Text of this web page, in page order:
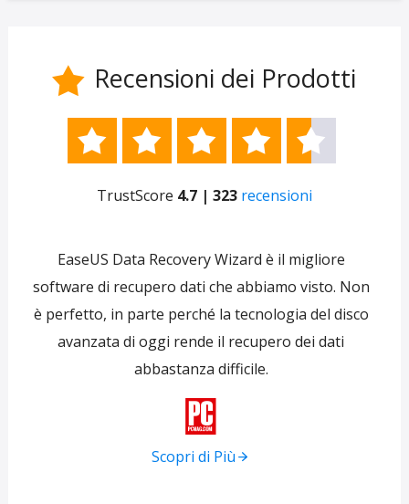
 Recensioni dei Prodotti
    
TrustScore 4.7 | 323 recensioni
EaseUS Data Recovery Wizard è il migliore
software di recupero dati che abbiamo visto. Non
è perfetto, in parte perché la tecnologia del disco
avanzata di oggi rende il recupero dei dati
abbastanza difficile.

Scopri di Più